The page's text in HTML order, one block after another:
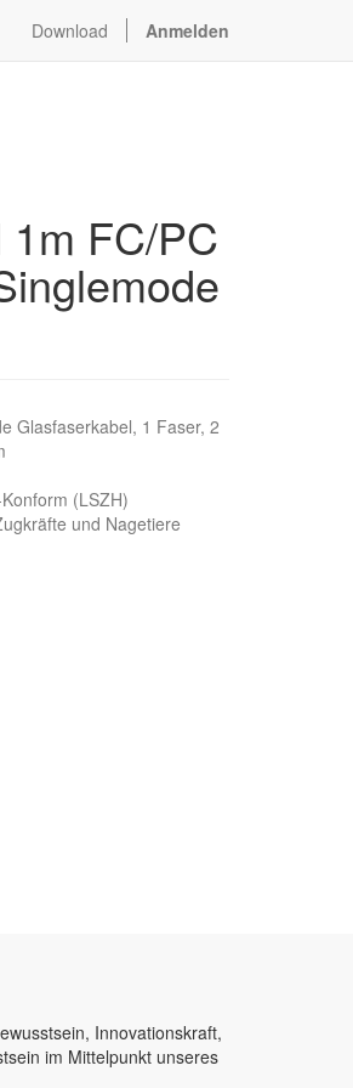
Download Anmelden
1m FC/PC
Glasfaserkabel, 1 Faser, 2
(LSZH)
und Nagetiere
Innovationskraft,
im Mittelpunkt unseres